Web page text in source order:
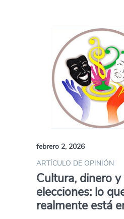
febrero 2, 2026
ARTÍCULO DE OPINIÓN
Cultura, dinero y
elecciones: lo
realmente está